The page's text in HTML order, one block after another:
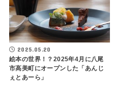
2025.05.20
絵本の世界！？2025年4月に八尾
市高美町にオープンした「あんじ
ぇとあーら」